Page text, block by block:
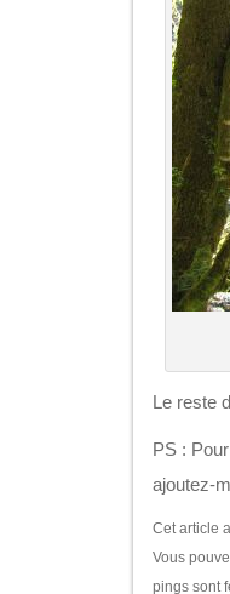
Le reste
PS :
ajoutez-
Cet article
Vous
pings sont